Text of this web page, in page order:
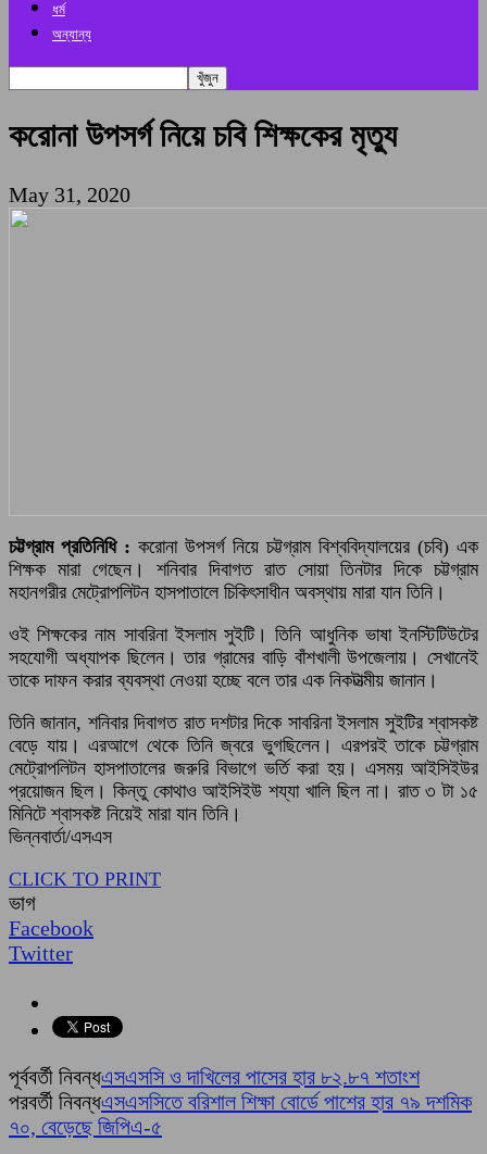
ধর্ম
অন্যান্য
করোনা উপসর্গ নিয়ে চবি শিক্ষকের মৃত্যু
May 31, 2020
চট্টগ্রাম প্রতিনিধি : করোনা উপসর্গ নিয়ে চট্টগ্রাম বিশ্ববিদ্যালয়ের (চবি) এক
শিক্ষক মারা গেছেন। শনিবার দিবাগত রাত সোয়া তিনটার দিকে চট্টগ্রাম
মহানগরীর মেট্রোপলিটন হাসপাতালে চিকিৎসাধীন অবস্থায় মারা যান তিনি।
ওই শিক্ষকের নাম সাবরিনা ইসলাম সুইটি। তিনি আধুনিক ভাষা ইনস্টিটিউটের
সহযোগী অধ্যাপক ছিলেন। তার গ্রামের বাড়ি বাঁশখালী উপজেলায়। সেখানেই
তাকে দাফন করার ব্যবস্থা নেওয়া হচ্ছে বলে তার এক নিকটাত্মীয় জানান।
তিনি জানান, শনিবার দিবাগত রাত দশটার দিকে সাবরিনা ইসলাম সুইটির শ্বাসকষ্ট
বেড়ে যায়। এরআগে থেকে তিনি জ্বরে ভুগছিলেন। এরপরই তাকে চট্টগ্রাম
মেট্রোপলিটন হাসপাতালের জরুরি বিভাগে ভর্তি করা হয়। এসময় আইসিইউর
প্রয়োজন ছিল। কিন্তু কোথাও আইসিইউ শয্যা খালি ছিল না। রাত ৩ টা ১৫
মিনিটে শ্বাসকষ্ট নিয়েই মারা যান তিনি।
ভিন্নবার্তা/এসএস
CLICK TO PRINT
ভাগ
Facebook
Twitter
পূর্ববর্তী নিবন্ধএসএসসি ও দাখিলের পাসের হার ৮২.৮৭ শতাংশ
পরবর্তী নিবন্ধএসএসসিতে বরিশাল শিক্ষা বোর্ডে পাশের হার ৭৯ দশমিক
৭০, বেড়েছে জিপিএ-৫